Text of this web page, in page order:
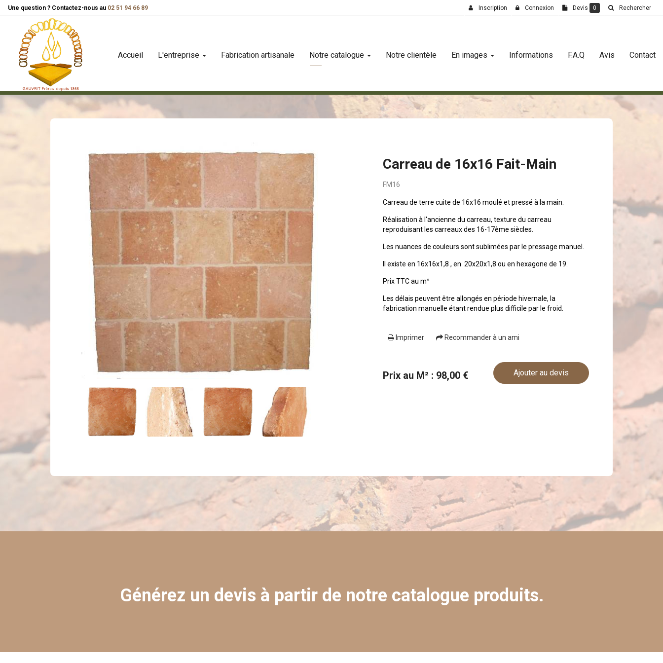
Accueil L'entreprise Fabrication artisanale Notre catalogue Notre clientèle En images Informations F.A.Q Avis Contact
carreaux carreaux fait main carreau de 16x16 fait-main
Carreau de 16x16 Fait-Main
FM16
Carreau de terre cuite de 16x16 moulé et pressé à la main.
Réalisation à l'ancienne du carreau, texture du carreau
reproduisant les carreaux des 16-17ème siècles.
Les nuances de couleurs sont sublimées par le pressage manuel.
Il existe en 16x16x1,8 , en 20x20x1,8 ou en hexagone de 19.
Prix TTC au m²
Les délais peuvent être allongés en période hivernale, la
fabrication manuelle étant rendue plus difficile par le froid.
Imprimer Recommander à un ami
Prix au M² : 98,00 € Ajouter au devis
Une question ? Contactez-nous au 02 51 94 66 89 Inscription Connexion Devis 0 Rechercher
Générez un devis à partir de notre catalogue produits.
Panneau de gestion des cookies